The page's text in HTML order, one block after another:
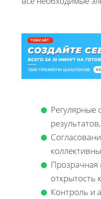
Регулярные
результатов,
Прозрачная
открытость
Контроль и